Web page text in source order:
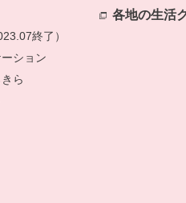
。
終了）
ション
ら
各地の生活